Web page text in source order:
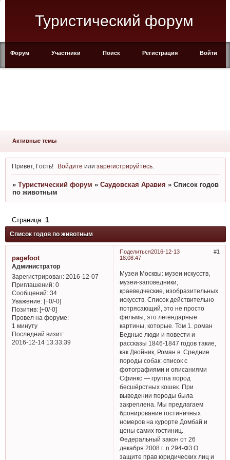
Туристический форум
Форум Участники Поиск Регистрация Войти
Активные темы
Привет, Гость! Войдите илизарегистрируйтесь
» Туристический форум » Саудовская Аравия » Список годов
по животным
Список годов по животным
Страница: 1
Поделиться 1
2016-12-13
18:08:47
pagefoot
Администратор
Зарегистрирован: 2016-12-07
Приглашений:0
Сообщений:34
Уважение: [+0/-0]
Позитив: [+0/-0]
Провел на форуме:
1 минуту
Последний визит:
2016-12-14 13:33:39
Музеи Москвы: музеи искусств,
музеи-заповедники,
краеведческие, изобразительных
искусств. Список действительно
потрясающий, это не просто
фильмы, это легендарные
картины, которые. Том 1. роман
Бедные люди и повести и
рассказы 1846-1847 годов такие,
как Двойник, Роман в. Средние
породы собак: список с
фотографиями и описаниями
Сфинкс — группа пород
бесшёрстных кошек. При
выведении породы была
закреплена. Мы предлагаем
бронирование гостиничных
номеров на курорте Домбай и
цены самих гостиниц.
Федеральный закон от 26
декабря 2008 г. n 294-ФЗ О
защите прав юридических лиц и